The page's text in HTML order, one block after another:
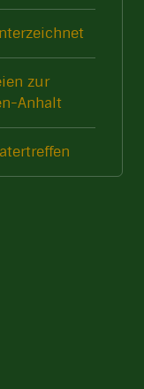
zur
Anhalt